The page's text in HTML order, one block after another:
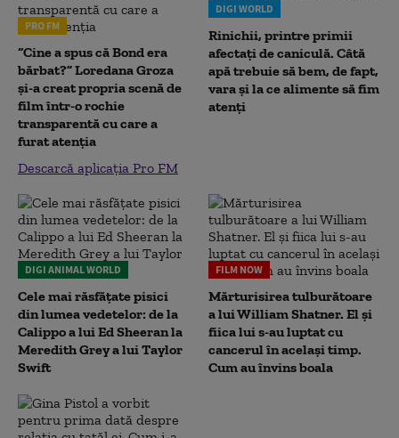
PRO FM
“Cine a spus că Bond era
bărbat?” Loredana Groza
și-a creat propria scenă de
film într-o rochie
transparentă cu care a
furat atenția
Descarcă aplicația Pro FM
DIGI WORLD
Rinichii, printre primii
afectați de caniculă. Câtă
apă trebuie să bem, de fapt,
vara și la ce alimente să fim
atenți
DIGI ANIMAL WORLD
Cele mai răsfățate pisici
din lumea vedetelor: de la
Calippo a lui Ed Sheeran la
Meredith Grey a lui Taylor
Swift
FILM NOW
Mărturisirea tulburătoare
a lui William Shatner. El și
fiica lui s-au luptat cu
cancerul în același timp.
Cum au învins boala